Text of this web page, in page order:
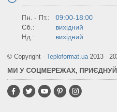
Пн. - Пт.:
09:00-18:00
Сб.:
вихідний
Нд.:
вихідний
© Copyright - Teploformat.ua2013 -
МИ У СОЦМЕРЕЖАХ,